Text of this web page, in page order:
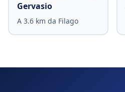
Gervasio
A 3.6 km da Filago